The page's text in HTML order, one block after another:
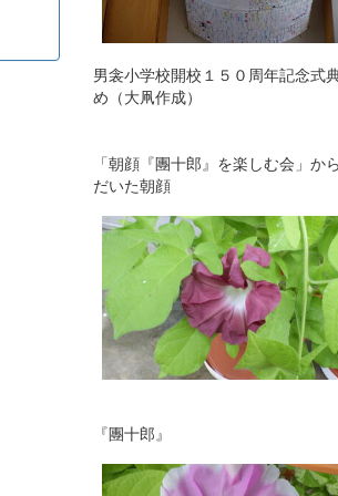
男衾小学校開校１５０周年記念式
め（大凧作成）
「朝顔『團十郎』を楽しむ会」か
だいた朝顔
『團十郎』